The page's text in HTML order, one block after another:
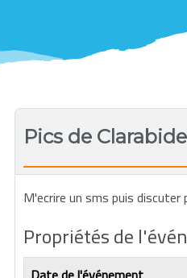
Pics de
M'ecrire un sms puis discuter
Propriétés de